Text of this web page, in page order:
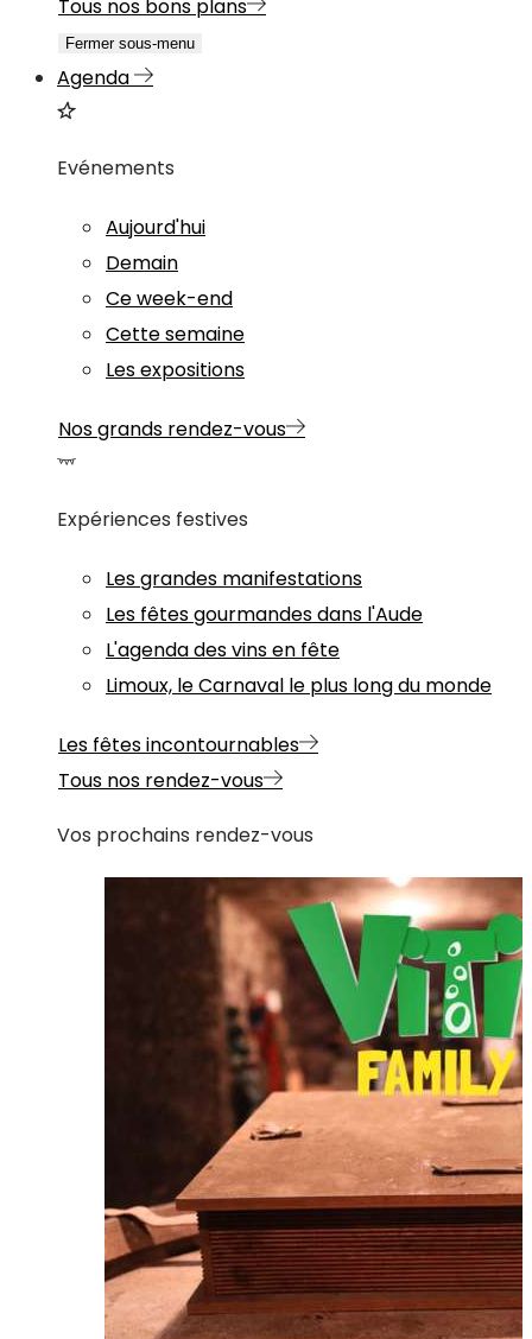
Tous nos bons plans
Fermer sous-menu
Agenda
Evénements
Aujourd'hui
Demain
Ce week-end
Cette semaine
Les expositions
Nos grands rendez-vous
Expériences festives
Les grandes manifestations
Les fêtes gourmandes dans l'Aude
L'agenda des vins en fête
Limoux, le Carnaval le plus long du monde
Les fêtes incontournables
Tous nos rendez-vous
Vos prochains rendez-vous